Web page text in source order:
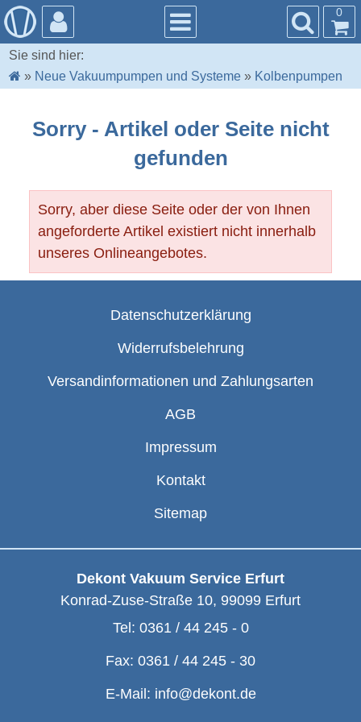
0
Sie sind hier:
» Neue Vakuumpumpen und Systeme » Kolbenpumpen
Sorry - Artikel oder Seite nicht
gefunden
Sorry, aber diese Seite oder der von Ihnen
angeforderte Artikel existiert nicht innerhalb
unseres Onlineangebotes.
Datenschutzerklärung
Widerrufsbelehrung
Versandinformationen und Zahlungsarten
AGB
Impressum
Kontakt
Sitemap
Dekont Vakuum Service Erfurt
Konrad-Zuse-Straße 10, 99099 Erfurt
Tel: 0361 / 44 245 - 0
Fax: 0361 / 44 245 - 30
E-Mail: info@dekont.de